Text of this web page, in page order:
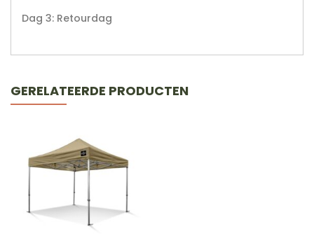
Dag 3: Retourdag
GERELATEERDE PRODUCTEN